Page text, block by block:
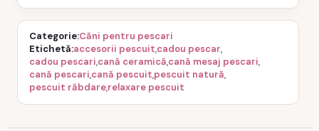
Categorie Căni pentru pescari
Etichetă accesorii pescuit,cadou pescar,
cadou pescari,cană ceramică,cană mesaj pescari,
cană pescari,cană pescuit,pescuit natură,
pescuit răbdare,relaxare pescuit